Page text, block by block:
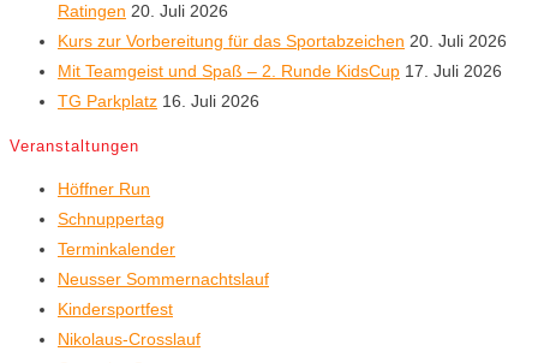
Ratingen 20. Juli 2026
Kurs zur Vorbereitung für das Sportabzeichen 20. Juli 2026
Mit Teamgeist und Spaß – 2. Runde KidsCup 17. Juli 2026
TG Parkplatz 16. Juli 2026
Veranstaltungen
Höffner Run
Schnuppertag
Terminkalender
Neusser Sommernachtslauf
Kindersportfest
Nikolaus-Crosslauf